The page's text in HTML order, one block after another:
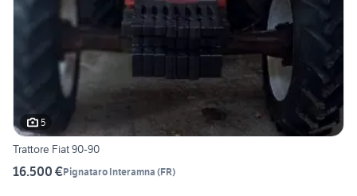
5
Trattore Fiat 90-90
16.500 €Pignataro Interamna (FR)